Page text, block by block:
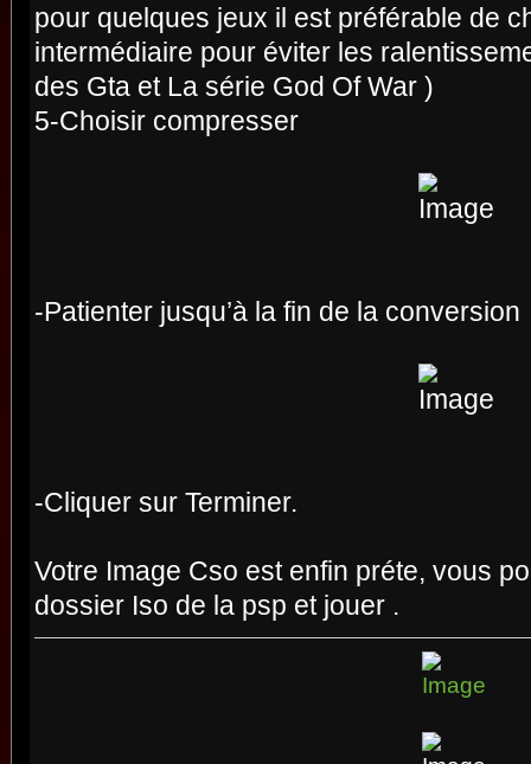
pour quelques jeux il est préférable de
intermédiaire pour éviter les
des Gta et La série God Of War )
5-Choisir compresser
-Patienter jusqu’à la fin de la conversion
-Cliquer sur Terminer.
Votre Image Cso est enfin préte, vous
dossier Iso de la psp et jouer .